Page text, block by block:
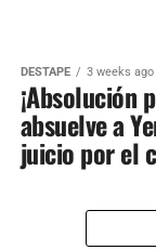
DESTAPE 3 weeks ago
¡Absolución
absuelve a
juicio por el